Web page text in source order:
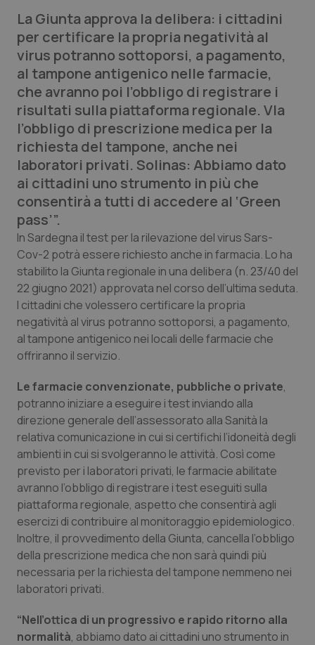
Lettere al direttore
Edizioni Regionali
QS Pro
Professionisti Sanitari.AI
Abruzzo
Basilicata
Calabria
Campania
Emilia-Romagna
Friuli Venezia Giulia
Liguria
Lombardia
Marche
Molise
Piemonte
Provincia Autonoma di Bolzano
Provincia Autonoma di Trento
QS Pro Gold
Artrite & artrosi
Asma & BPCO
Car-T
Colesterolo & coronaropatie
Dermatite Atopica
Disturbi dell’umore
Dolore
Donna & Salute
Epatiti
HIV
Infezioni & Febbre
Ipertensione & Scompenso
QS Club Newsletter
La Giunta approva la delibera: i cittadini
per certificare la propria negatività al
virus potranno sottoporsi, a pagamento,
al tampone antigenico nelle farmacie,
che avranno poi l’obbligo di registrare i
risultati sulla piattaforma regionale. VIa
l’obbligo di prescrizione medica per la
richiesta del tampone, anche nei
laboratori privati. Solinas: Abbiamo dato
ai cittadini uno strumento in più che
consentirà a tutti di accedere al ‘Green
pass’”.
In Sardegna il test per la rilevazione del virus Sars-
Cov-2 potrà essere richiesto anche in farmacia. Lo ha
stabilito la Giunta regionale in una delibera (n. 23/40 del
22 giugno 2021) approvata nel corso dell’ultima seduta.
I cittadini che volessero certificare la propria
negatività al virus potranno sottoporsi, a pagamento,
al tampone antigenico nei locali delle farmacie che
offriranno il servizio.
Le farmacie convenzionate, pubbliche o private,
potranno iniziare a eseguire i test inviando alla
direzione generale dell’assessorato alla Sanità la
relativa comunicazione in cui si certifichi l’idoneità degli
ambienti in cui si svolgeranno le attività. Così come
previsto per i laboratori privati, le farmacie abilitate
avranno l’obbligo di registrare i test eseguiti sulla
piattaforma regionale, aspetto che consentirà agli
esercizi di contribuire al monitoraggio epidemiologico.
Inoltre, il provvedimento della Giunta, cancella l’obbligo
della prescrizione medica che non sarà quindi più
necessaria per la richiesta del tampone nemmeno nei
laboratori privati.
“Nell’ottica di un progressivo e rapido ritorno alla
normalità, abbiamo dato ai cittadini uno strumento in